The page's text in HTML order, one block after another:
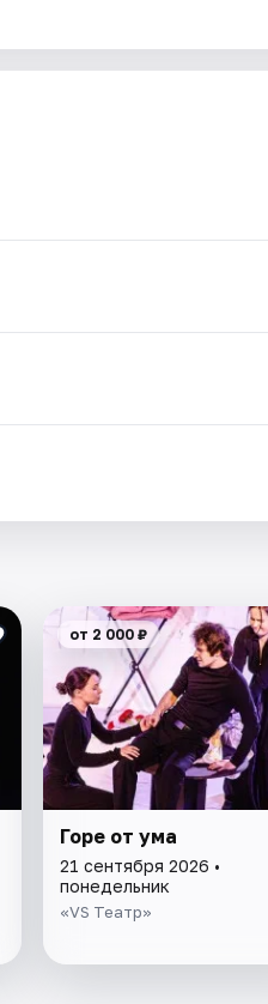
от 2 000 ₽
Горе от ума
21 сентября 2026 •
понедельник
«VS Театр»